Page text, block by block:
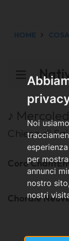
Noi
per
annunci
nostro
nostri
HOME
♪
Chiesa di
Coro
Chorale